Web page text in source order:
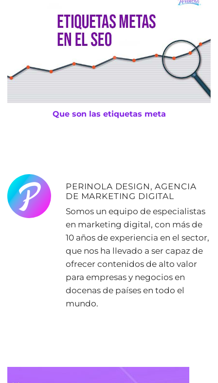
Que son las etiquetas meta
PERINOLA DESIGN, AGENCIA
DE MARKETING DIGITAL
Somos un equipo de especialistas
en marketing digital, con más de
10 años de experiencia en el sector,
que nos ha llevado a ser capaz de
ofrecer contenidos de alto valor
para empresas y negocios en
docenas de países en todo el
mundo.